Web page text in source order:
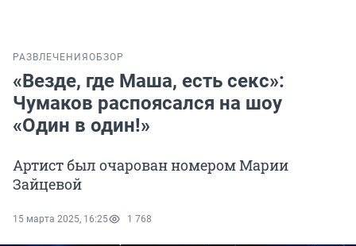
РАЗВЛЕЧЕНИЯ ОБЗОР
«Везде, где Маша, есть секс»:
Чумаков распоясался на шоу
«Один в один!»
Артист был очарован номером Марии
Зайцевой
15 марта 2025, 16:25 1 768